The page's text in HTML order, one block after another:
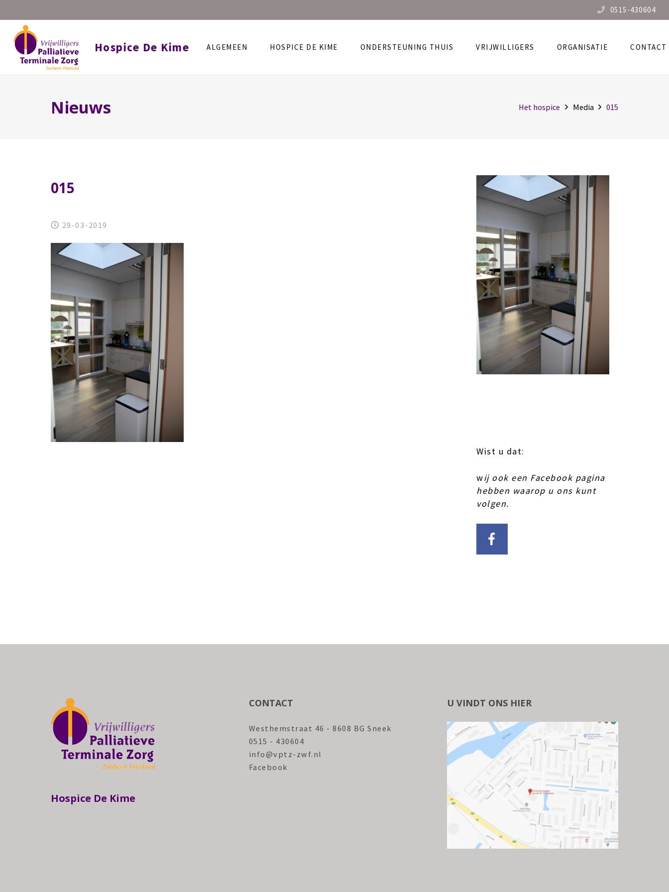
0515-430604
Hospice De Kime ALGEMEEN HOSPICE DE KIME ONDERSTEUNING THUIS VRIJWILLIGERS ORGANISATIE CONTACT
Nieuws Het hospice Media 015
015
29-03-2019
Wist u dat:
wij ook een Facebook pagina
hebben waarop u ons kunt
volgen.
Hospice De Kime
CONTACT
Westhemstraat 46 - 8608 BG Sneek
0515 - 430604
info@vptz-zwf.nl
Facebook
U VINDT ONS HIER